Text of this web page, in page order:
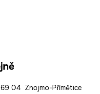
04 Znojmo-Přímětice